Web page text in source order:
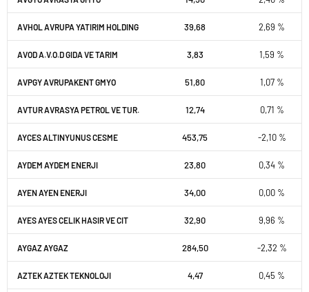
AVHOL AVRUPA YATIRIM HOLDING 39,68 2,69 %
AVOD A.V.O.D GIDA VE TARIM 3,83 1,59 %
AVPGY AVRUPAKENT GMYO 51,80 1,07 %
AVTUR AVRASYA PETROL VE TUR. 12,74 0,71 %
AYCES ALTINYUNUS CESME 453,75 -2,10 %
AYDEM AYDEM ENERJI 23,80 0,34 %
AYEN AYEN ENERJI 34,00 0,00 %
AYES AYES CELIK HASIR VE CIT 32,90 9,96 %
AYGAZ AYGAZ 284,50 -2,32 %
AZTEK AZTEK TEKNOLOJI 4,47 0,45 %